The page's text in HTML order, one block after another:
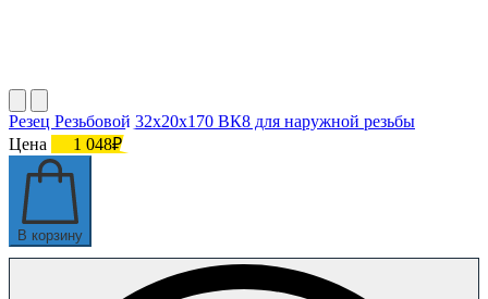
Резец Резьбовой 32х20х170 ВК8 для наружной резьбы
Цена
1 048₽
В корзину